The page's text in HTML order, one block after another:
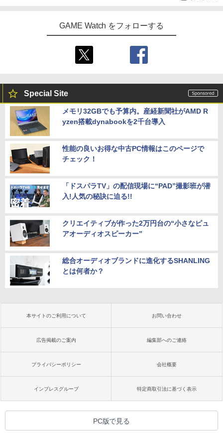
GAME Watch をフォローする
Special Site
メモリ32GBでも予算内。産経新聞社がAMD R
yzen搭載dynabookを2千台導入
性能の良いお得な中古PC情報はこのページで
チェック！
「ドスパラTV」の配信現場に“PAD”撮影班が潜
入!人気の秘訣に迫る!!
クリエイティブが作った2万円台の“小さなピュ
アオーディオスピーカー”
総合オーディオブランドに進化するSHANLING
とは何者か？
本サイトのご利用について お問い合わせ
広告掲載のご案内 編集部へのご連絡
プライバシーポリシー 会社概要
インプレスグループ 特定商取引法に基づく表示
PC版で見る